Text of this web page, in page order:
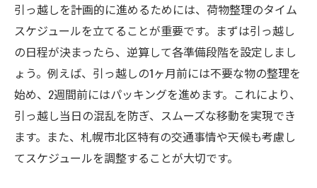
引っ越しを計画的に進めるためには、荷物整理のタイム
スケジュールを立てることが重要です。まずは引っ越し
の日程が決まったら、逆算して各準備段階を設定しまし
ょう。例えば、引っ越しの1ヶ月前には不要な物の整理を
始め、2週間前にはパッキングを進めます。これにより、
引っ越し当日の混乱を防ぎ、スムーズな移動を実現でき
ます。また、札幌市北区特有の交通事情や天候も考慮し
てスケジュールを調整することが大切です。